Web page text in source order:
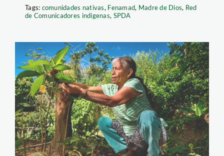
Tags: comunidades nativas, Fenamad, Madre de Dios, Red
de Comunicadores indigenas, SPDA
santa-rosa-de-
huacaria—thomas-
muller—spda